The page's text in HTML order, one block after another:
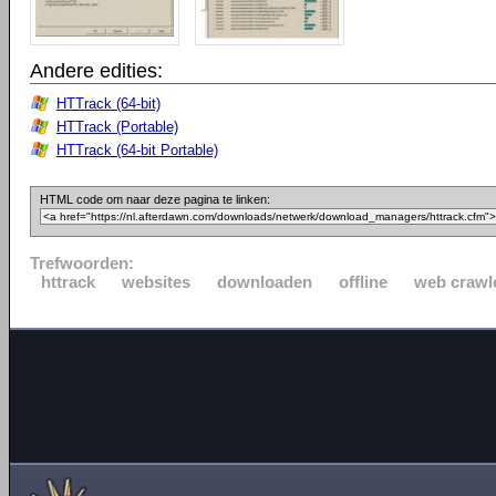
Andere edities:
HTTrack (64-bit)
HTTrack (Portable)
HTTrack (64-bit Portable)
HTML code om naar deze pagina te linken:
Trefwoorden:
httrack
websites downloaden offline web